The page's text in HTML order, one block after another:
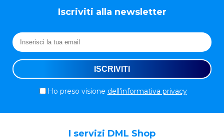
Iscriviti alla newsletter
Ho preso visione dell'informativa privacy
I servizi DML Shop